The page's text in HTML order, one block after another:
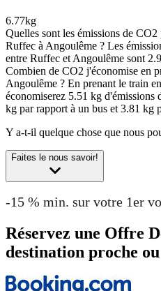
6.77kg
Quelles sont les émissions de
Ruffec à Angoulême ? Les
entre Ruffec et Angoulême sont
Combien de CO2 j'économise en
Angoulême ? En prenant le train
économiserez 5.51 kg d'émissions
kg par rapport à un bus et 3.81 kg
Y a-t-il quelque chose que nous
Faites le nous savoir!
-15 % min. sur votre 1er
Réservez une Offre
destination proche